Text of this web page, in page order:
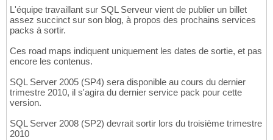
L'équipe travaillant sur SQL Serveur vient de publier un billet
assez succinct sur son blog, à propos des prochains services
packs à sortir.
Ces road maps indiquent uniquement les dates de sortie, et pas
encore les contenus.
SQL Server 2005 (SP4) sera disponible au cours du dernier
trimestre 2010, il s'agira du dernier service pack pour cette
version.
SQL Server 2008 (SP2) devrait sortir lors du troisième trimestre
2010